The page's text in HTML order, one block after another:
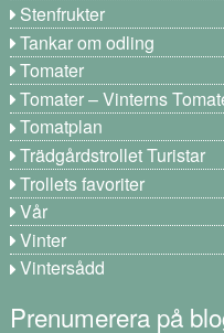
Stenfrukter
Tankar om odling
Tomater
Tomater – Vinterns
Tomatplan
Trädgårdstrollet Turistar
Trollets favoriter
Vår
Vinter
Vintersådd
Prenumerera på